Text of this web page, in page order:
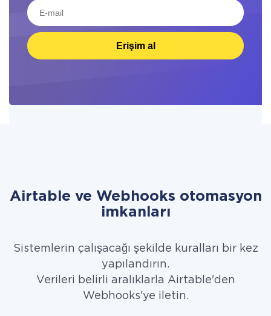
Erişim al
Airtable ve Webhooks otomasyon
imkanları
Sistemlerin çalışacağı şekilde kuralları bir kez
yapılandırın.
Verileri belirli aralıklarla Airtable'den
Webhooks'ye iletin.